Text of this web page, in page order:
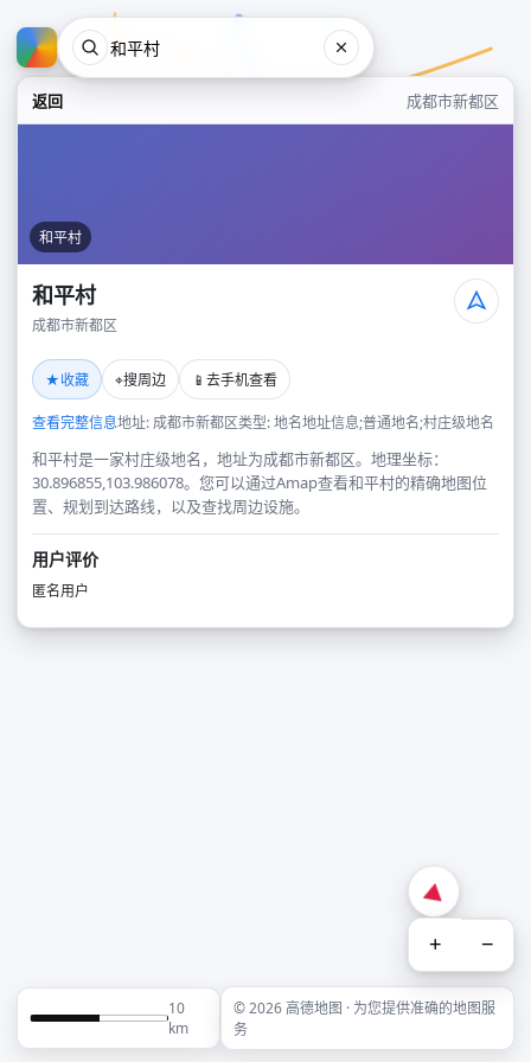
返回 成都市新都区
和平村
和平村
成都市新都区
★收藏 ⌖搜周边 📱 去手机查看
查看完整信息地址: 成都市新都区类型: 地名地址信息;普通地名;村庄级地名
和平村是一家村庄级地名，地址为成都市新都区。地理坐标：
30.896855,103.986078。您可以通过Amap查看和平村的精确地图位
置、规划到达路线，以及查找周边设施。
用户评价
匿名用户
+ −
10
km
© 2026 高德地图 · 为您提供准确的地图服
务